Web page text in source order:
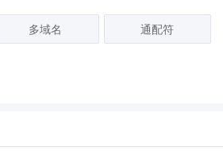
多域名 通配符